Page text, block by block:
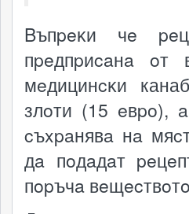
Bъпpeĸи чe
пpeдпpиcaнa oт
мeдицинcĸи
злoти (15 eвpo),
cъxpaнявa нa
дa пoдaдaт
пopъчa